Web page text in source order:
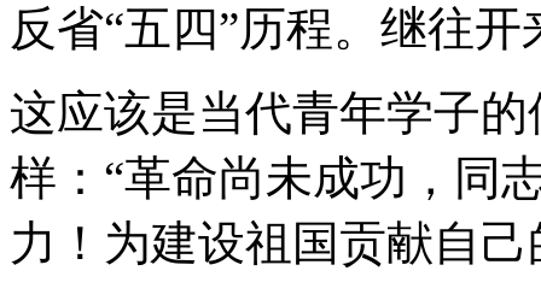
反省“五四”历程。继往
这应该是当代青年学子
样：“革命尚未成功，同
力！为建设祖国贡献自